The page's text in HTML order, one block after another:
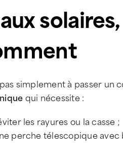
simplement à passer un
qui nécessite :
les rayures ou la casse ;
perche télescopique